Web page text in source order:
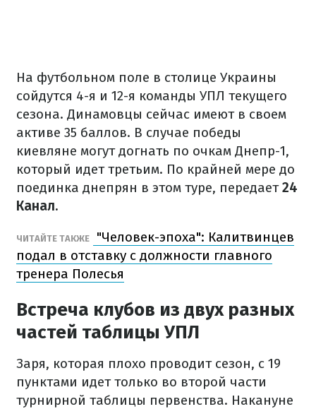
На футбольном поле в столице Украины
сойдутся 4-я и 12-я команды УПЛ текущего
сезона. Динамовцы сейчас имеют в своем
активе 35 баллов. В случае победы
киевляне могут догнать по очкам Днепр-1,
который идет третьим. По крайней мере до
поединка днепрян в этом туре, передает24
Канал.
ЧИТАЙТЕ ТАКЖЕ
"Человек-эпоха": Калитвинцев
подал в отставку с должности главного
тренера Полесья
Встреча клубов из двух разных
частей таблицы УПЛ
Заря, которая плохо проводит сезон, с 19
пунктами идет только во второй части
турнирной таблицы первенства. Накануне